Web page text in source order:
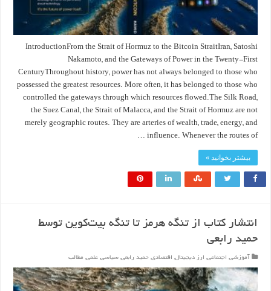
IntroductionFrom the Strait of Hormuz to the Bitcoin StraitIran, Satoshi
Nakamoto, and the Gateways of Power in the Twenty-First
CenturyThroughout history, power has not always belonged to those who
possessed the greatest resources. More often, it has belonged to those who
controlled the gateways through which resources flowed.The Silk Road,
the Suez Canal, the Strait of Malacca, and the Strait of Hormuz are not
merely geographic routes. They are arteries of wealth, trade, energy, and
influence. Whenever the routes of …
بیشتر بخوانید »
انتشار کتاب از تنگه هرمز تا تنگه بیت‌کوین توسط
حمید رابعی
آموزشی, اجتماعی, ارز دیجیتال, اقتصادی, حمید رابعی, سیاسی, علمی, مطالب